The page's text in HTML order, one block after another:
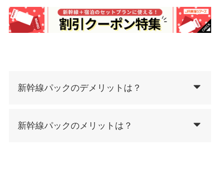
新幹線パックのデメリットは？
新幹線パックのメリットは？